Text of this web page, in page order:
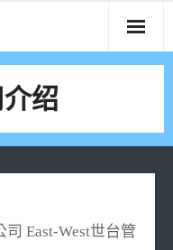
绍
司 East-West世台管